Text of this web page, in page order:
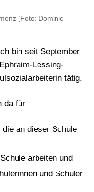
(Foto: Dominic
bin seit September
Lessing-
tätig.
da für
an dieser Schule
arbeiten und
und Schüler